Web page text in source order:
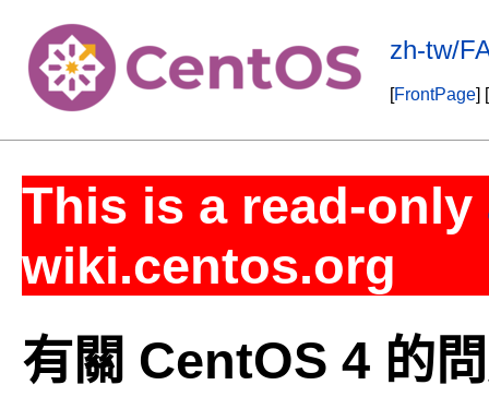
zh-tw/
[FrontPage] [
This is a read-only
wiki.centos.org
有關 CentOS 4 的